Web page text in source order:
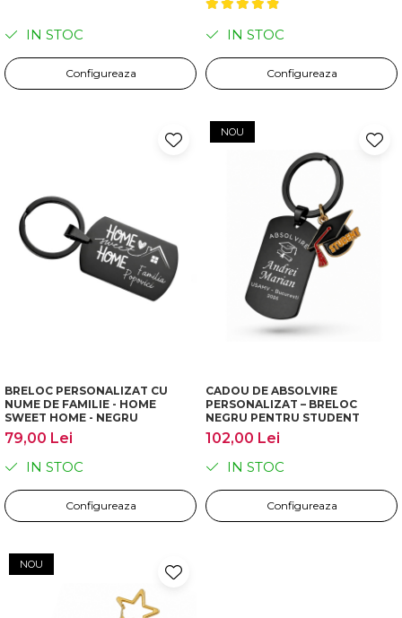
IN STOC
Configureaza
IN STOC
Configureaza
BRELOC PERSONALIZAT CU
NUME DE FAMILIE - HOME
SWEET HOME - NEGRU
79,00 Lei
IN STOC
Configureaza
NOU
CADOU DE ABSOLVIRE
PERSONALIZAT – BRELOC
NEGRU PENTRU STUDENT
102,00 Lei
IN STOC
Configureaza
NOU